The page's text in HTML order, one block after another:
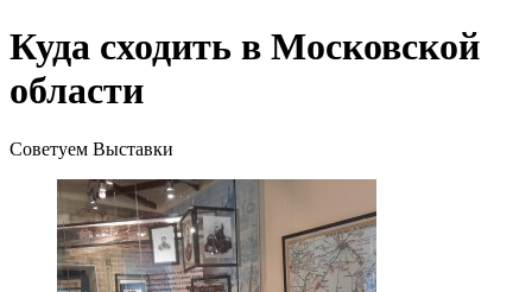
Куда сходить в Московской
области
Советуем Выставки